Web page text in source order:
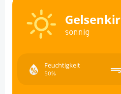
sonnig
Feuchtigkeit
50%